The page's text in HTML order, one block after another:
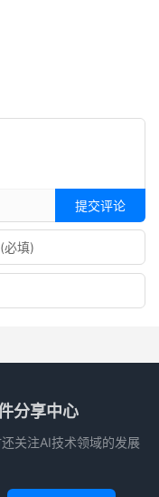
提交评论
分享中心
关注AI技术领域的发展